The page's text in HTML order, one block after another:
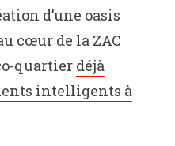
d’une oasis
cœur de la ZAC
quartier déjà
intelligents à